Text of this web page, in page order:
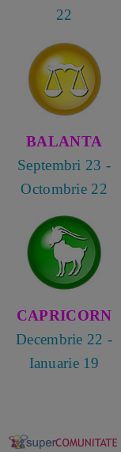
22
BALANTA
Septembri 23 -
Octombrie 22
CAPRICORN
Decembrie 22 -
Ianuarie 19